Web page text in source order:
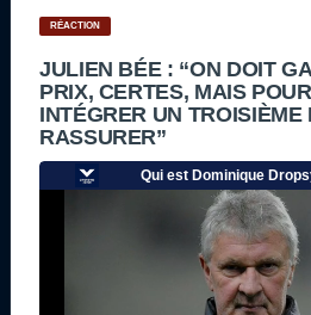
RÉACTION
JULIEN BÉE : “ON DOIT
PRIX, CERTES, MAIS
INTÉGRER UN TROISIÈME
RASSURER”